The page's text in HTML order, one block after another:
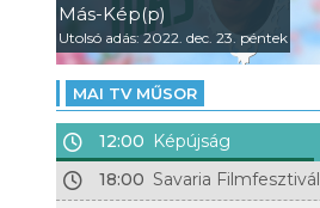
Más-Kép(p)
Utolsó adás: 2022. dec. 23. péntek
MAI TV MŰSOR
12:00 Képújság
18:00 Savaria Filmfesztivál